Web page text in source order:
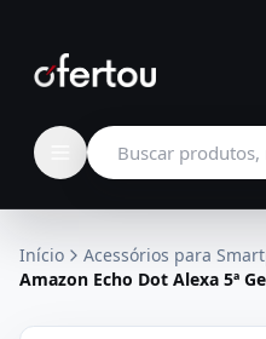
Buscar produtos
Início
Acessórios para
Amazon Echo Dot Alexa 5ª